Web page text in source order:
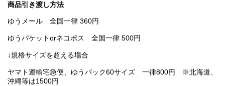
商品引き渡し方法
ゆうメール 全国一律 360円
ゆうパケットorネコポス 全国一律 500円
↓規格サイズを超える場合
ヤマト運輸宅急便、ゆうパック60サイズ 一律800円 ※北海道、
沖縄等は1500円